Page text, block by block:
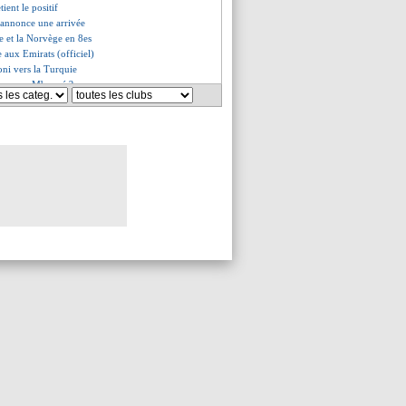
le positif
une arrivée
et la Norvège en 8es
aux Emirats (officiel)
vers la Turquie
pour Mbappé ?
pour Salisu !